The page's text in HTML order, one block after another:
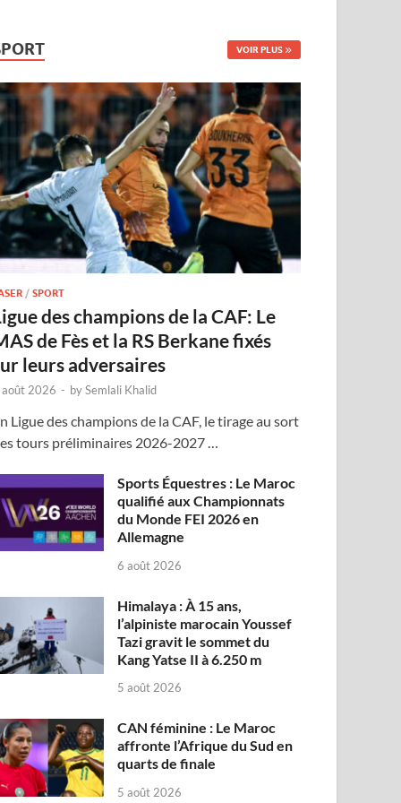
VOIR PLUS
/SPORT
des champions de la CAF: Le
de Fès et la RS Berkane fixés
leurs adversaires
2026 - bySemlali Khalid
Ligue des champions de la CAF, le tirage au sort
tours préliminaires 2026-2027 …
Sports Équestres : Le Maroc
qualifié aux Championnats
du Monde FEI 2026 en
Allemagne
6 août 2026
Himalaya : À 15 ans,
l’alpiniste marocain Youssef
Tazi gravit le sommet du
Kang Yatse II à 6.250 m
5 août 2026
CAN féminine : Le Maroc
affronte l’Afrique du Sud en
quarts de finale
5 août 2026